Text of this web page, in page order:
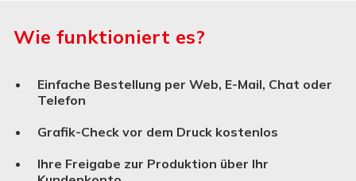
Wie funktioniert es?
Einfache Bestellung per Web, E-Mail, Chat oder
Telefon
Grafik-Check vor dem Druck kostenlos
Ihre Freigabe zur Produktion über Ihr